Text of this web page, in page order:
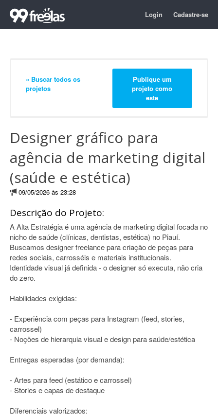
Login Cadastre-se
« Buscar todos os
projetos
Publique um
projeto como
este
Designer gráfico para
agência de marketing digital
(saúde e estética)
09/05/2026 às 23:28
Descrição do Projeto:
A Alta Estratégia é uma agência de marketing digital focada no
nicho de saúde (clínicas, dentistas, estética) no Piauí.
Buscamos designer freelance para criação de peças para
redes sociais, carrosséis e materiais institucionais.
Identidade visual já definida - o designer só executa, não cria
do zero.
Habilidades exigidas:
- Experiência com peças para Instagram (feed, stories,
carrossel)
- Noções de hierarquia visual e design para saúde/estética
Entregas esperadas (por demanda):
- Artes para feed (estático e carrossel)
- Stories e capas de destaque
Diferenciais valorizados: